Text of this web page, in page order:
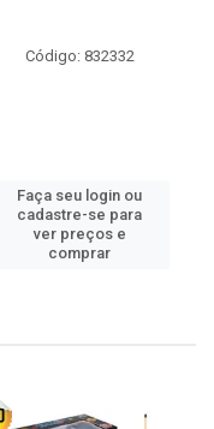
Código: 832332
Faça seu login ou
cadastre-se para
ver preços e
comprar